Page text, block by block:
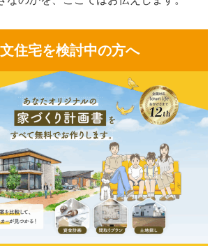
住宅を検討中の方へ